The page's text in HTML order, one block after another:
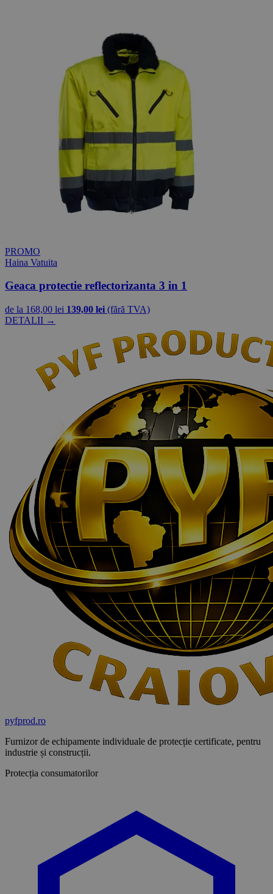
PROMO
Haina Vatuita
Geaca protectie reflectorizanta 3 in 1
de la 168,00 lei 139,00 lei (fără TVA)
DETALII →
pyfprod.ro
Furnizor de echipamente individuale de protecție certificate, pentru
industrie și construcții.
Protecția consumatorilor